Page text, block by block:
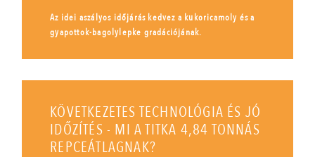
Az idei aszályos időjárás kedvez a kukoricamoly és a
gyapottok-bagolylepke gradációjának.
KÖVETKEZETES TECHNOLÓGIA ÉS JÓ
IDŐZÍTÉS - MI A TITKA 4,84 TONNÁS
REPCEÁTLAGNAK?